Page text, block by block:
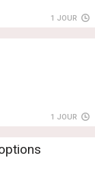
1 JOUR
1 JOUR